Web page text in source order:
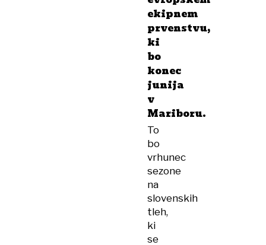
ekipnem
prvenstvu,
ki
bo
konec
junija
v
Mariboru.
To
bo
vrhunec
sezone
na
slovenskih
tleh,
ki
se